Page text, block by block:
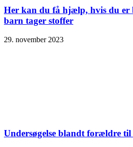
Her kan du få hjælp, hvis du er
barn tager stoffer
29. november 2023
Undersøgelse blandt forældre til